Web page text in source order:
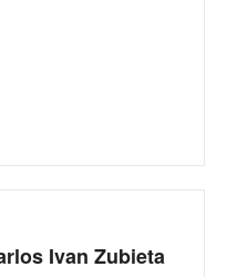
Ivan Zubieta